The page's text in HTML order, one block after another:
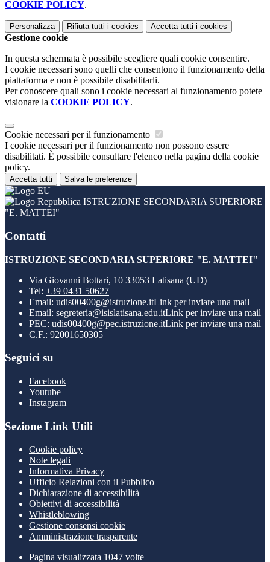
COOKIE POLICY.
Personalizza Rifiuta tutti i cookies Accetta tutti i cookies
Gestione cookie
In questa schermata è possibile scegliere quali cookie consentire.
I cookie necessari sono quelli che consentono il funzionamento della
piattaforma e non è possibile disabilitarli.
Per conoscere quali sono i cookie necessari al funzionamento potete
visionare la COOKIE POLICY.
Cookie necessari per il funzionamento
I cookie necessari per il funzionamento non possono essere
disabilitati. È possibile consultare l'elenco nella pagina della cookie
policy.
Accetta tutti Salva le preferenze
ISTRUZIONE SECONDARIA SUPERIORE
"E. MATTEI"
Contatti
ISTRUZIONE SECONDARIA SUPERIORE "E. MATTEI"
Via Giovanni Bottari, 10 33053 Latisana (UD)
Tel: +39 0431 50627
Email: udis00400g@istruzione.itLink per inviare una mail
Email: segreteria@isislatisana.edu.itLink per inviare una mail
PEC: udis00400g@pec.istruzione.itLink per inviare una mail
C.F.: 92001650305
Seguici su
Facebook
Youtube
Instagram
Sezione Link Utili
Cookie policy
Note legali
Informativa Privacy
Ufficio Relazioni con il Pubblico
Dichiarazione di accessibilità
Obiettivi di accessibilità
Whistleblowing
Gestione consensi cookie
Amministrazione trasparente
Pagina visualizzata 1047 volte